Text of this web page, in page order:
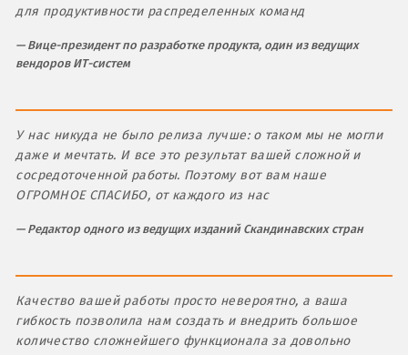
для продуктивности распределенных команд
Вице-президент по разработке продукта, один из ведущих
вендоров ИТ-систем
У нас никуда не было релиза лучше: о таком мы не могли
даже и мечтать. И все это результат вашей сложной и
сосредоточенной работы. Поэтому вот вам наше
ОГРОМНОЕ СПАСИБО, от каждого из нас
Редактор одного из ведущих изданий Скандинавских стран
Качество вашей работы просто невероятно, а ваша
гибкость позволила нам создать и внедрить большое
количество сложнейшего функционала за довольно